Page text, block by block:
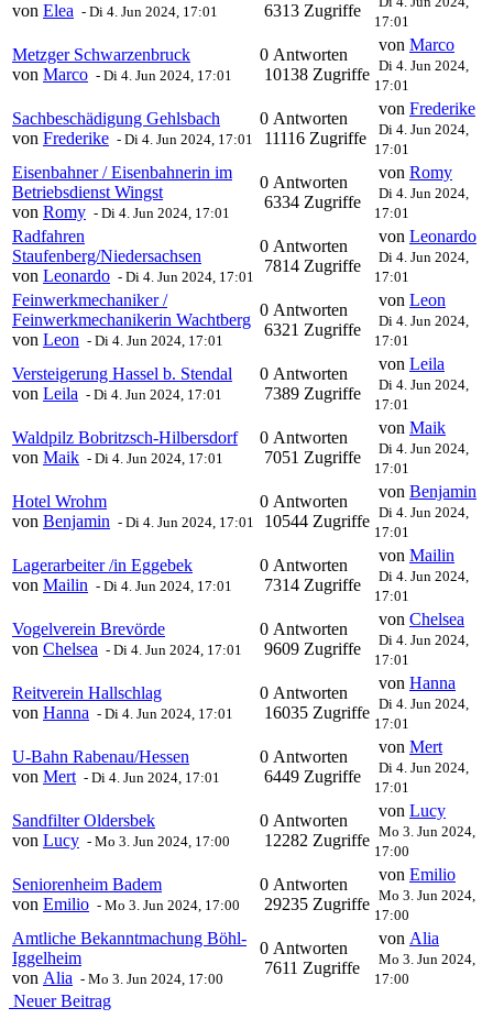
von Elea - Di 4. Jun 2024, 17:01
6313 Zugriffe
17:01
Metzger Schwarzenbruck
von Marco - Di 4. Jun 2024, 17:01
0 Antworten
10138 Zugriffe
von Marco
Di 4. Jun 2024,
17:01
Sachbeschädigung Gehlsbach
von Frederike - Di 4. Jun 2024, 17:01
0 Antworten
11116 Zugriffe
von Frederike
Di 4. Jun 2024,
17:01
Eisenbahner / Eisenbahnerin im
Betriebsdienst Wingst
von Romy - Di 4. Jun 2024, 17:01
0 Antworten
6334 Zugriffe
von Romy
Di 4. Jun 2024,
17:01
Radfahren
Staufenberg/Niedersachsen
von Leonardo - Di 4. Jun 2024, 17:01
0 Antworten
7814 Zugriffe
von Leonardo
Di 4. Jun 2024,
17:01
Feinwerkmechaniker /
Feinwerkmechanikerin Wachtberg
von Leon - Di 4. Jun 2024, 17:01
0 Antworten
6321 Zugriffe
von Leon
Di 4. Jun 2024,
17:01
Versteigerung Hassel b. Stendal
von Leila - Di 4. Jun 2024, 17:01
0 Antworten
7389 Zugriffe
von Leila
Di 4. Jun 2024,
17:01
Waldpilz Bobritzsch-Hilbersdorf
von Maik - Di 4. Jun 2024, 17:01
0 Antworten
7051 Zugriffe
von Maik
Di 4. Jun 2024,
17:01
Hotel Wrohm
von Benjamin - Di 4. Jun 2024, 17:01
0 Antworten
10544 Zugriffe
von Benjamin
Di 4. Jun 2024,
17:01
Lagerarbeiter /in Eggebek
von Mailin - Di 4. Jun 2024, 17:01
0 Antworten
7314 Zugriffe
von Mailin
Di 4. Jun 2024,
17:01
Vogelverein Brevörde
von Chelsea - Di 4. Jun 2024, 17:01
0 Antworten
9609 Zugriffe
von Chelsea
Di 4. Jun 2024,
17:01
Reitverein Hallschlag
von Hanna - Di 4. Jun 2024, 17:01
0 Antworten
16035 Zugriffe
von Hanna
Di 4. Jun 2024,
17:01
U-Bahn Rabenau/Hessen
von Mert - Di 4. Jun 2024, 17:01
0 Antworten
6449 Zugriffe
von Mert
Di 4. Jun 2024,
17:01
Sandfilter Oldersbek
von Lucy - Mo 3. Jun 2024, 17:00
0 Antworten
12282 Zugriffe
von Lucy
Mo 3. Jun 2024,
17:00
Seniorenheim Badem
von Emilio - Mo 3. Jun 2024, 17:00
0 Antworten
29235 Zugriffe
von Emilio
Mo 3. Jun 2024,
17:00
Amtliche Bekanntmachung Böhl-
Iggelheim
von Alia - Mo 3. Jun 2024, 17:00
0 Antworten
7611 Zugriffe
von Alia
Mo 3. Jun 2024,
17:00
Neuer Beitrag